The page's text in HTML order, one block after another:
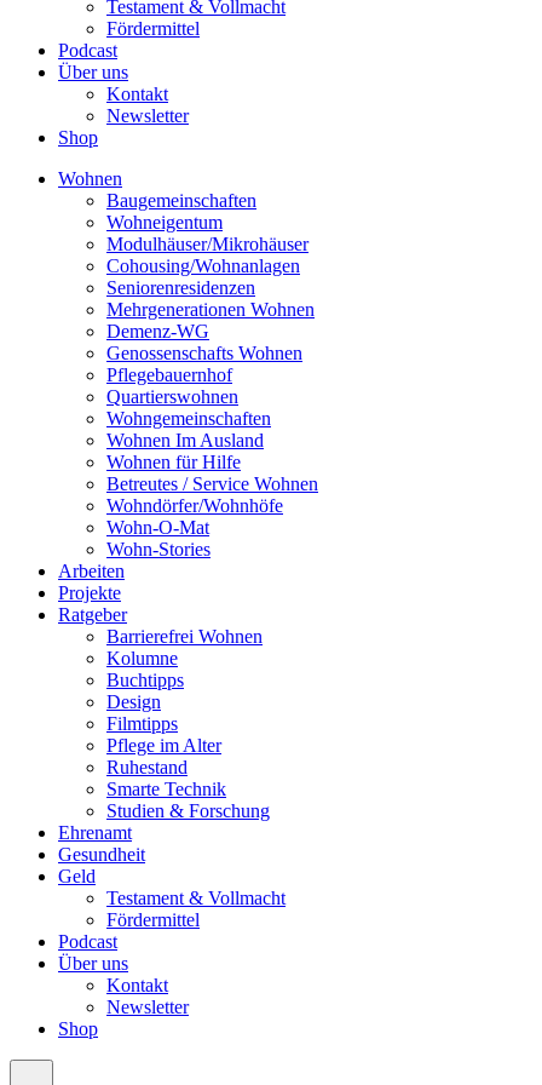
Testament & Vollmacht
Fördermittel
Podcast
Über uns
Kontakt
Newsletter
Shop
Wohnen
Baugemeinschaften
Wohneigentum
Modulhäuser/Mikrohäuser
Cohousing/Wohnanlagen
Seniorenresidenzen
Mehrgenerationen Wohnen
Demenz-WG
Genossenschafts Wohnen
Pflegebauernhof
Quartierswohnen
Wohngemeinschaften
Wohnen Im Ausland
Wohnen für Hilfe
Betreutes / Service Wohnen
Wohndörfer/Wohnhöfe
Wohn-O-Mat
Wohn-Stories
Arbeiten
Projekte
Ratgeber
Barrierefrei Wohnen
Kolumne
Buchtipps
Design
Filmtipps
Pflege im Alter
Ruhestand
Smarte Technik
Studien & Forschung
Ehrenamt
Gesundheit
Geld
Testament & Vollmacht
Fördermittel
Podcast
Über uns
Kontakt
Newsletter
Shop